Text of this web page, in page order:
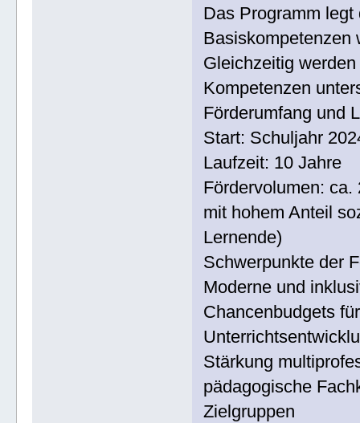
Das Programm
Basiskompetenzen
Gleichzeitig
Kompetenzen
Förderumfang und
Start: Schuljahr
Laufzeit: 10 Jahre
Fördervolumen: ca.
mit hohem Anteil
Lernende)
Schwerpunkte der
Moderne und
Chancenbudgets
Stärkung
pädagogische
Zielgruppen